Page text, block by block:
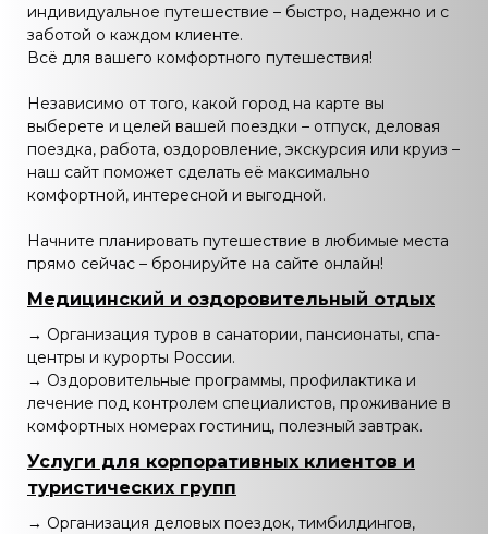
индивидуальное путешествие – быстро, надежно и с
заботой о каждом клиенте.
Всё для вашего комфортного путешествия!
Независимо от того, какой город на карте вы
выберете и целей вашей поездки – отпуск, деловая
поездка, работа, оздоровление, экскурсия или круиз –
наш сайт поможет сделать её максимально
комфортной, интересной и выгодной.
Начните планировать путешествие в любимые места
прямо сейчас – бронируйте на сайте онлайн!
Медицинский и оздоровительный отдых
→ Организация туров в санатории, пансионаты, спа-
центры и курорты России.
→ Оздоровительные программы, профилактика и
лечение под контролем специалистов, проживание в
комфортных номерах гостиниц, полезный завтрак.
Услуги для корпоративных клиентов и
туристических групп
→ Организация деловых поездок, тимбилдингов,